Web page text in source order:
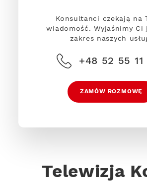
Konsultanci czekają na
wiadomość. Wyjaśnimy
zakres naszych
+48 52 55 11
ZAMÓW ROZMOWĘ
Telewizja